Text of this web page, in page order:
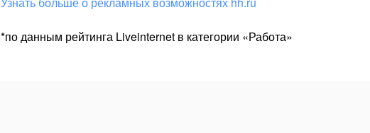
*по данным рейтинга Liveinternet в категории «Работа»